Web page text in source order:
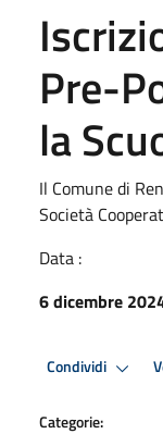
Pre-
la
Il Comune di
Società
Data :
6 dicembre
Condividi
Categorie: